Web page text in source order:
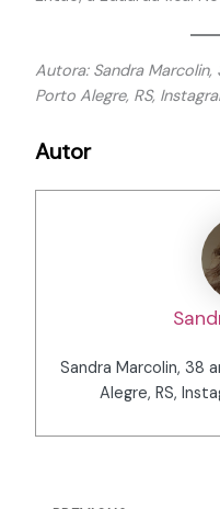
Autora: Sandra
Porto Alegre, RS,
Autor
Sandra Marcolin, 38
Alegre, RS,